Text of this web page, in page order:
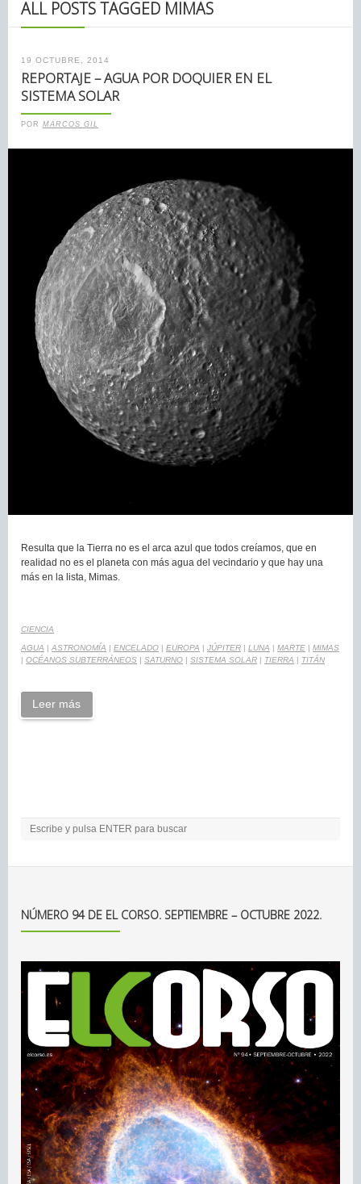
ALL POSTS TAGGED MIMAS
19 OCTUBRE, 2014
REPORTAJE – AGUA POR DOQUIER EN EL
SISTEMA SOLAR
POR MARCOS GIL
Resulta que la Tierra no es el arca azul que todos creíamos, que en
realidad no es el planeta con más agua del vecindario y que hay una
más en la lista, Mimas.
CIENCIA
AGUA | ASTRONOMÍA | ENCELADO | EUROPA | JÚPITER | LUNA | MARTE | MIMAS
| OCÉANOS SUBTERRÁNEOS | SATURNO | SISTEMA SOLAR | TIERRA | TITÁN
Leer más
NÚMERO 94 DE EL CORSO. SEPTIEMBRE – OCTUBRE 2022.